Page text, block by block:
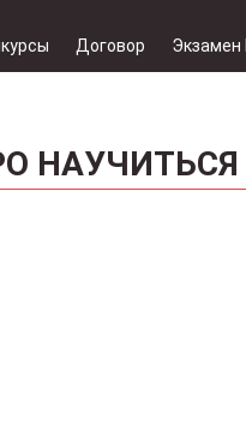
Договор